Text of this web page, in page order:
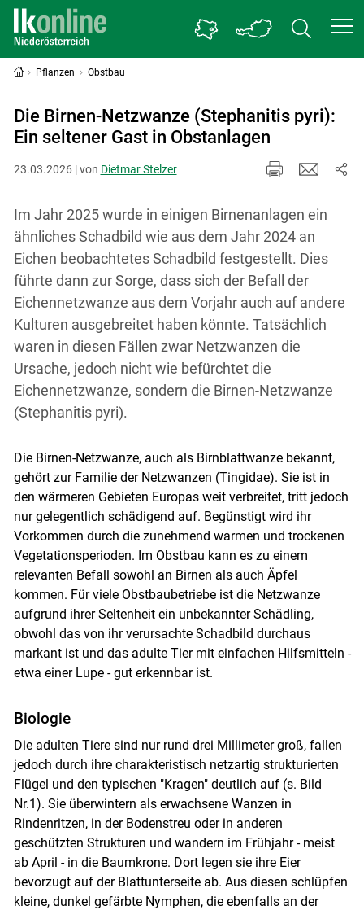
Pflanzen Obstbau
Die Birnen-Netzwanze (Stephanitis pyri):
Ein seltener Gast in Obstanlagen
23.03.2026 | von Dietmar Stelzer
Im Jahr 2025 wurde in einigen Birnenanlagen ein
ähnliches Schadbild wie aus dem Jahr 2024 an
Eichen beobachtetes Schadbild festgestellt. Dies
führte dann zur Sorge, dass sich der Befall der
Eichennetzwanze aus dem Vorjahr auch auf andere
Kulturen ausgebreitet haben könnte. Tatsächlich
waren in diesen Fällen zwar Netzwanzen die
Ursache, jedoch nicht wie befürchtet die
Eichennetzwanze, sondern die Birnen-Netzwanze
(Stephanitis pyri).
Die Birnen-Netzwanze, auch als Birnblattwanze bekannt,
gehört zur Familie der Netzwanzen (Tingidae). Sie ist in
den wärmeren Gebieten Europas weit verbreitet, tritt jedoch
nur gelegentlich schädigend auf. Begünstigt wird ihr
Vorkommen durch die zunehmend warmen und trockenen
Vegetationsperioden. Im Obstbau kann es zu einem
relevanten Befall sowohl an Birnen als auch Äpfel
kommen. Für viele Obstbaubetriebe ist die Netzwanze
aufgrund ihrer Seltenheit ein unbekannter Schädling,
obwohl das von ihr verursachte Schadbild durchaus
markant ist und das adulte Tier mit einfachen Hilfsmitteln -
etwa einer Lupe - gut erkennbar ist.
Biologie
Die adulten Tiere sind nur rund drei Millimeter groß, fallen
jedoch durch ihre charakteristisch netzartig strukturierten
Flügel und den typischen "Kragen" deutlich auf (s. Bild
Nr.1). Sie überwintern als erwachsene Wanzen in
Rindenritzen, in der Bodenstreu oder in anderen
geschützten Strukturen und wandern im Frühjahr - meist
ab April - in die Baumkrone. Dort legen sie ihre Eier
bevorzugt auf der Blattunterseite ab. Aus diesen schlüpfen
kleine, dunkel gefärbte Nymphen, die ebenfalls an der